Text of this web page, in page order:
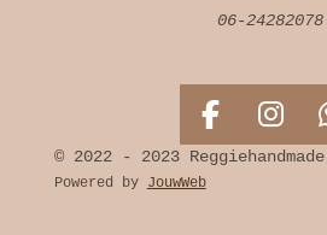
06-24282078
F
a
I
n
© 2022 - 2023 Reggiehandmade
Powered by JouwWeb